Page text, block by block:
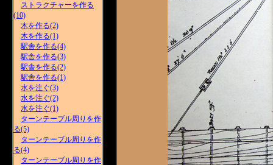
ストラクチャーを作る
(10)
木を作る(2)
木を作る(1)
駅舎を作る(4)
駅舎を作る(3)
駅舎を作る(2)
駅舎を作る(1)
水を注ぐ(3)
水を注ぐ(2)
水を注ぐ(1)
ターンテーブル周りを作
る(5)
ターンテーブル周りを作
る(4)
ターンテーブル周りを作